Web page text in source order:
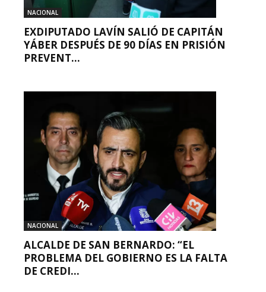
NACIONAL
EXDIPUTADO LAVÍN SALIÓ DE CAPITÁN
YÁBER DESPUÉS DE 90 DÍAS EN PRISIÓN
PREVENT...
NACIONAL
ALCALDE DE SAN BERNARDO: “EL
PROBLEMA DEL GOBIERNO ES LA FALTA
DE CREDI...